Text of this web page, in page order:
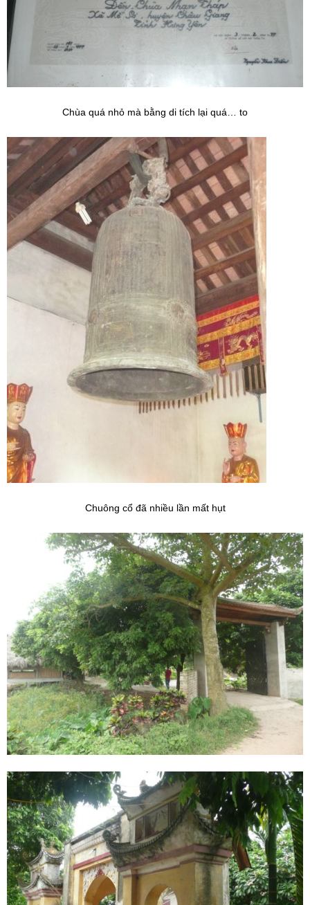
Chùa quá nhỏ mà bằng di tích lại quá… to
Chuông cổ đã nhiều lần mất hụt